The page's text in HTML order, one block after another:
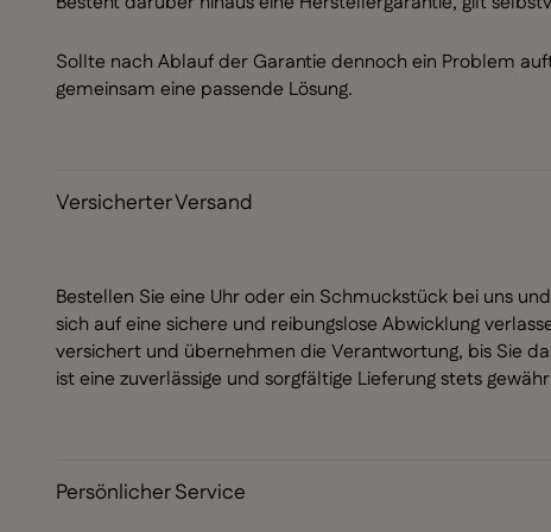
Sollte nach Ablauf der Garantie dennoch ein Problem
gemeinsam eine passende Lösung.
Versicherter Versand
Bestellen Sie eine Uhr oder ein Schmuckstück bei uns
sich auf eine sichere und reibungslose Abwicklung
versichert und übernehmen die Verantwortung, bis Sie
ist eine zuverlässige und sorgfältige Lieferung stets
Persönlicher Service